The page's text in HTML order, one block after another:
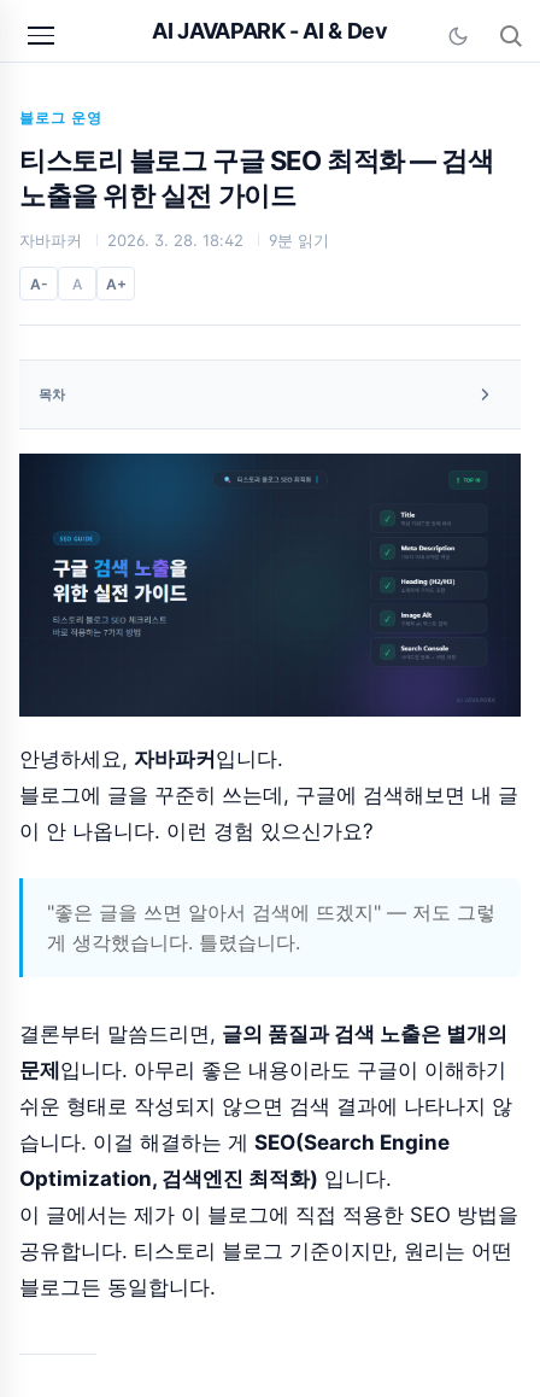
AI JAVAPARK - AI & Dev
블로그 운영
티스토리 블로그 구글 SEO 최적화 — 검색
노출을 위한 실전 가이드
자바파커 2026. 3. 28. 18:42 9분 읽기
A- A A+
목차
안녕하세요, 자바파커 입니다.
블로그에 글을 꾸준히 쓰는데, 구글에 검색해보면 내 글
이 안 나옵니다. 이런 경험 있으신가요?
"좋은 글을 쓰면 알아서 검색에 뜨겠지" — 저도 그렇
게 생각했습니다. 틀렸습니다.
결론부터 말씀드리면, 글의 품질과 검색 노출은 별개의
문제 입니다. 아무리 좋은 내용이라도 구글이 이해하기
쉬운 형태로 작성되지 않으면 검색 결과에 나타나지 않
습니다. 이걸 해결하는 게 SEO(Search Engine
Optimization, 검색엔진 최적화) 입니다.
이 글에서는 제가 이 블로그에 직접 적용한 SEO 방법을
공유합니다. 티스토리 블로그 기준이지만, 원리는 어떤
블로그든 동일합니다.